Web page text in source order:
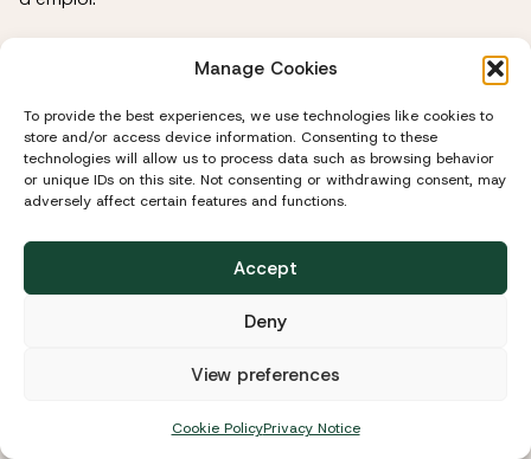
Manage Cookies
To provide the best experiences, we use technologies like cookies to
store and/or access device information. Consenting to these
technologies will allow us to process data such as browsing behavior
or unique IDs on this site. Not consenting or withdrawing consent, may
adversely affect certain features and functions.
Accept
Deny
View preferences
Cookie PolicyPrivacy Notice
Nos procédures et pratiques en matière de sécurité des
données sont continuellement révisées afin de tenir
compte des nouvelles avancées technologiques.
Avis important concernant la sécurité:La
transmission d’informations par Internet n’est jamais
œuvre pour protéger les renseignements personnels,
nous ne pouvons garantir la sécurité des
renseignements transmis par courriel ou par Internet.
Toute transmission de ce type se fait aux risques de la
personne concernée. Nous ne sommes pas
confidentialité ou de mesures de sécurité.